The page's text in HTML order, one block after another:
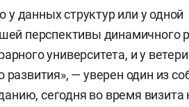
у данных структур или у одной
перспективы динамичного
университета, и у
— уверен один из
сегодня во время визита